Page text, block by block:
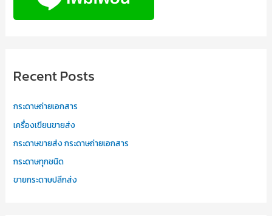
Recent Posts
กระดาษถ่ายเอกสาร
เครื่องเขียนขายส่ง
กระดาษขายส่ง กระดาษถ่ายเอกสาร
กระดาษทุกชนิด
ขายกระดาษปลีกส่ง